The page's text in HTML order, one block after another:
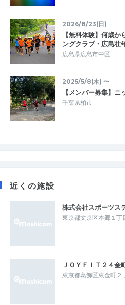
2026/8/23(日)
【無料体験】何歳
ングクラブ・広島壮
広島県広島市中区
2025/5/8(木) 〜
【メンバー募集】
千葉県柏市
近くの施設
株式会社スポーツス
東京都文京区本郷１丁
ＪＯＹＦＩＴ２４金
東京都葛飾区東金町２